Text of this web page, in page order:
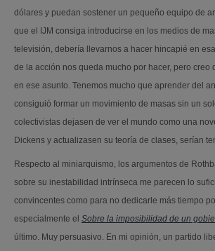
dólares y puedan sostener un pequeño equipo de
que el IJM consiga introducirse en los medios de
televisión, debería llevarnos a hacer hincapié en
de la acción nos queda mucho por hacer, pero creo
en ese asunto. Tenemos mucho que aprender del
consiguió formar un movimiento de masas sin un
colectivistas dejasen de ver el mundo como una
Dickens y actualizasen su teoría de clases, serían
Respecto al miniarquismo, los argumentos de
sobre su inestabilidad intrínseca me parecen lo
convincentes como para no dedicarle más tiempo
especialmente el Sobre la imposibilidad de un
último. Muy persuasivo. En mi opinión, un partido